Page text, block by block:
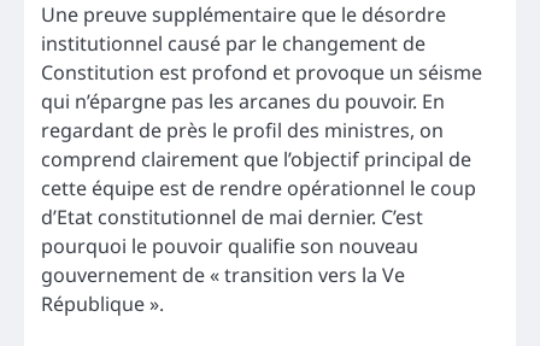
Une preuve supplémentaire que le désordre
institutionnel causé par le changement de
Constitution est profond et provoque un séisme
qui n’épargne pas les arcanes du pouvoir. En
regardant de près le profil des ministres, on
comprend clairement que l’objectif principal de
cette équipe est de rendre opérationnel le coup
d’Etat constitutionnel de mai dernier. C’est
pourquoi le pouvoir qualifie son nouveau
gouvernement de « transition vers la Ve
République ».